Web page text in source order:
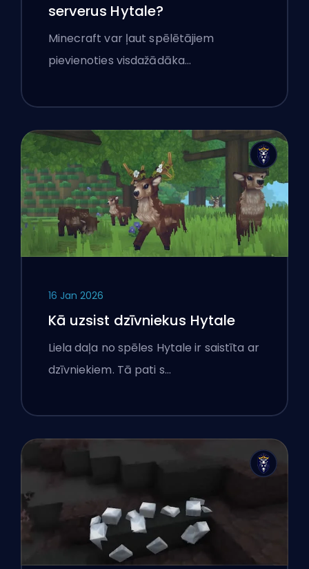
serverus Hytale?
Minecraft var ļaut spēlētājiem
pievienoties visdažādāka…
16 Jan 2026
Kā uzsist dzīvniekus Hytale
Liela daļa no spēles Hytale ir saistīta ar
dzīvniekiem. Tā pati s…